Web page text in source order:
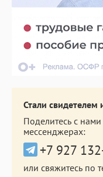
Стали свидетелем
Поделитесь с
мессенджерах:
+7 927
или свяжитесь по